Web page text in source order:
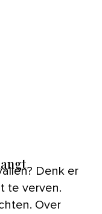
Denk er
te verven.
Over